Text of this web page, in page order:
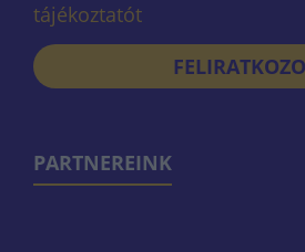
tájékoztatót
PARTNEREINK